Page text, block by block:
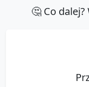
🤔 Co